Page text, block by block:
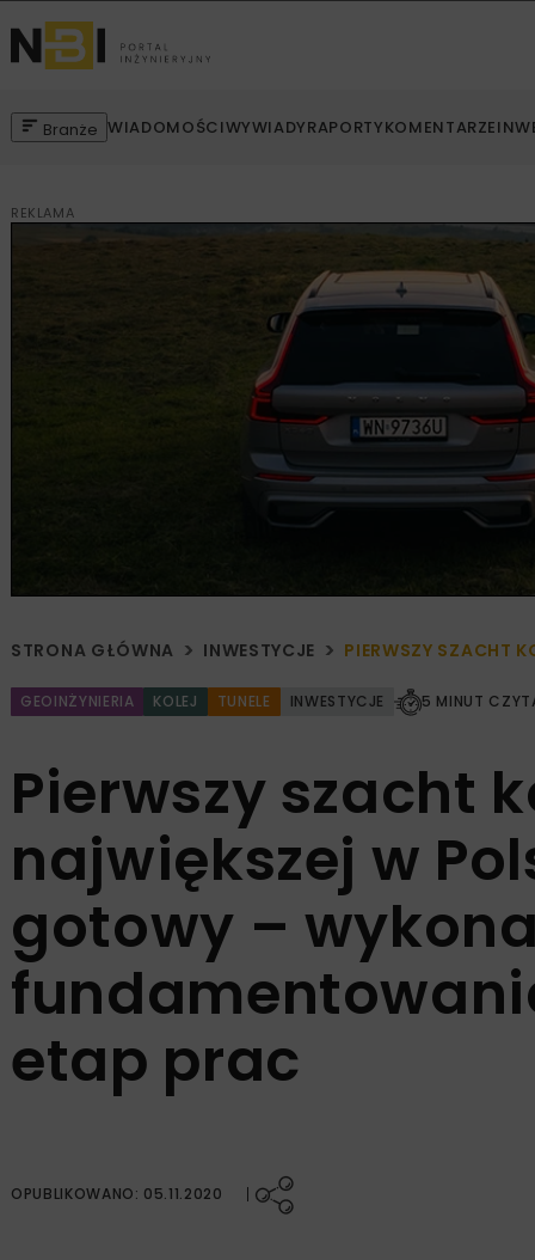
Branże WIADOMOŚCIWYWIADYRAPORTYKOMENTARZE
REKLAMA
STRONA GŁÓWNA INWESTYCJE PIERWSZY SZACHT
GEOINŻYNIERIA KOLEJ TUNELE INWESTYCJE 5 MINUT
Pierwszy szacht
największej w
gotowy –
etap prac
OPUBLIKOWANO: 05.11.2020